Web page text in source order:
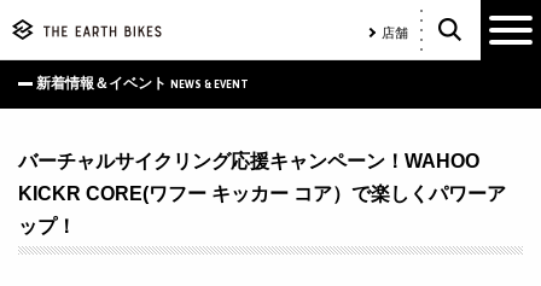
店舗
新着情報＆イベント NEWS & EVENT
バーチャルサイクリング応援キャンペーン！WAHOO
KICKR CORE(ワフー キッカー コア）で楽しくパワーア
ップ！